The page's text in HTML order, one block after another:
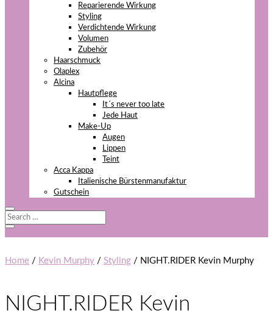
Reparierende Wirkung
Styling
Verdichtende Wirkung
Volumen
Zubehör
Haarschmuck
Olaplex
Alcina
Hautpflege
It´s never too late
Jede Haut
Make-Up
Augen
Lippen
Teint
Acca Kappa
Italienische Bürstenmanufaktur
Gutschein
Home / Kevin Murphy / Styling / NIGHT.RIDER Kevin Murphy
NIGHT.RIDER Kevin